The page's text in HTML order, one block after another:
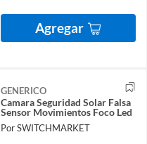
Agregar
GENERICO
Camara Seguridad Solar Falsa
Sensor Movimientos Foco Led
Por SWITCHMARKET